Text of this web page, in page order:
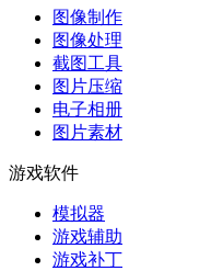
图像制作
图像处理
截图工具
图片压缩
电子相册
图片素材
游戏软件
模拟器
游戏辅助
游戏补丁